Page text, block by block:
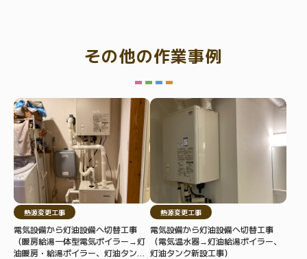
その他の作業事例
熱源変更工事
電気設備から灯油設備へ切替工事
（暖房給湯一体型電気ボイラー→灯
油暖房・給湯ボイラー、灯油タンク
熱源変更工事
電気設備から灯油設備へ切替工事
（電気温水器→灯油給湯ボイラー、
灯油タンク新設工事）